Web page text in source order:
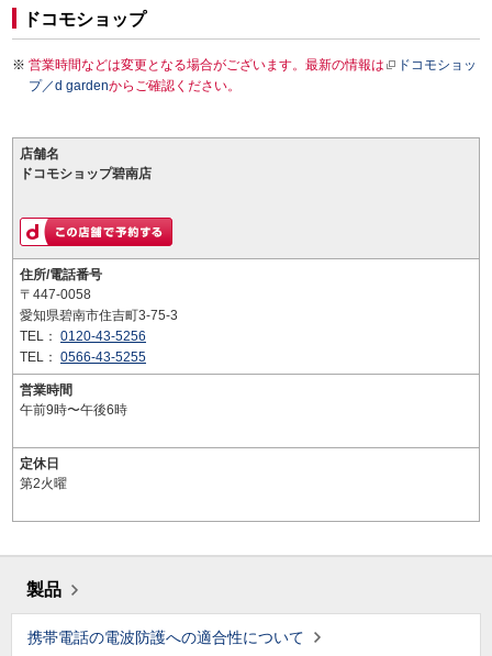
ドコモショップ
営業時間などは変更となる場合がございます。最新の情報は
ドコモショッ
プ／d gardenからご確認ください。
店舗名
ドコモショップ碧南店
住所/電話番号
〒447-0058
愛知県碧南市住吉町3-75-3
TEL： 0120-43-5256
TEL： 0566-43-5255
営業時間
午前9時〜午後6時
定休日
第2火曜
製品
携帯電話の電波防護への適合性について